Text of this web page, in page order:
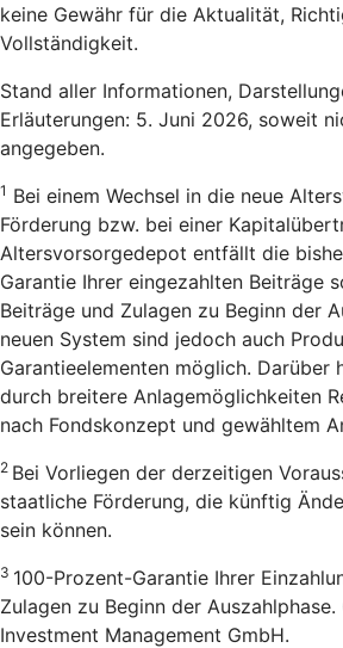
keine Gewähr für die Aktualität,
Vollständigkeit.
Stand aller Informationen,
Erläuterungen: 5. Juni 2026, soweit
angegeben.
1 Bei einem Wechsel in die neue
Förderung bzw. bei einer
Altersvorsorgedepot entfällt die
Garantie Ihrer eingezahlten Beiträge
Beiträge und Zulagen zu Beginn der
neuen System sind jedoch auch
Garantieelementen möglich. Darüber
durch breitere Anlagemöglichkeiten
nach Fondskonzept und gewähltem
2 Bei Vorliegen der derzeitigen
staatliche Förderung, die künftig
sein können.
3 100-Prozent-Garantie Ihrer
Zulagen zu Beginn der
Investment Management GmbH.